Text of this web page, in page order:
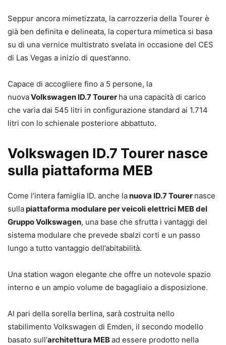
Seppur ancora mimetizzata, la carrozzeria della Tourer è
già ben definita e delineata, la copertura mimetica si basa
su di una vernice multistrato svelata in occasione del CES
di Las Vegas a inizio di quest’anno.
Capace di accogliere fino a 5 persone, la
nuovaVolkswagen ID.7 Tourer ha una capacità di carico
che varia dai 545 litri in configurazione standard ai 1.714
litri con lo schienale posteriore abbattuto.
Volkswagen ID.7 Tourer nasce
sulla piattaforma MEB
Come l’intera famiglia ID. anche lanuova ID.7 Tourer nasce
sullapiattaforma modulare per veicoli elettrici MEB del
Gruppo Volkswagen, una base che sfrutta i vantaggi del
sistema modulare che prevede sbalzi corti e un passo
lungo a tutto vantaggio dell’abitabilità.
Una station wagon elegante che offre un notevole spazio
interno e un ampio volume de bagagliaio a disposizione.
Al pari della sorella berlina, sarà costruita nello
stabilimento Volkswagen di Emden, il secondo modello
basato sull’architettura MEBad essere prodotto nella